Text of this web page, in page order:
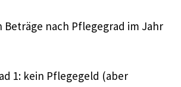
Beträge nach Pflegegrad im Jahr
1: kein Pflegegeld (aber